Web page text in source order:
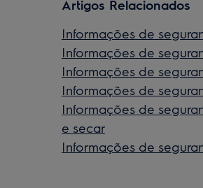
Artigos Relacionados
Informações de
Informações de
Informações de
Informações de
Informações de
e secar
Informações de